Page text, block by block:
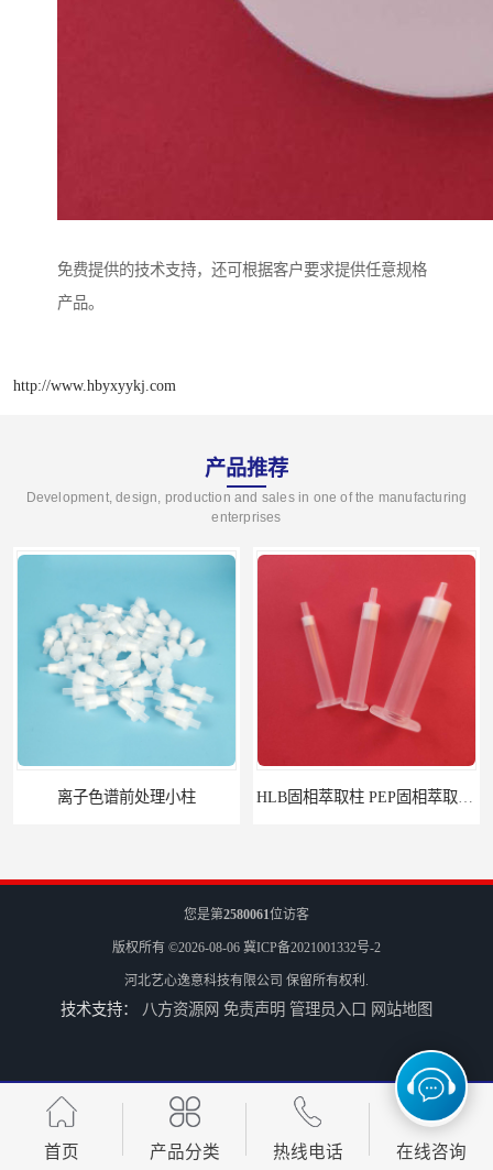
免费提供的技术支持，还可根据客户要求提供任意规格
产品。
http://www.hbyxyykj.com
产品推荐
Development, design, production and sales in one of the manufacturing
enterprises
离子色谱前处理小柱​
您是第2580061位访客
版权所有 ©2026-08-06 冀ICP备2021001332号-2
河北艺心逸意科技有限公司 保留所有权利.
技术支持： 八方资源网 免责声明 管理员入口 网站地图
首页 产品分类 热线电话 在线咨询